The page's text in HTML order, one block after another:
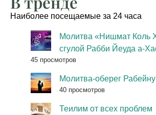
Наиболее посещаемые за 24 часа
Молитва «Нишмат Коль
сгулой Рабби Йеуда а-
45 просмотров
Молитва-оберег
40 просмотров
Теилим от всех проблем